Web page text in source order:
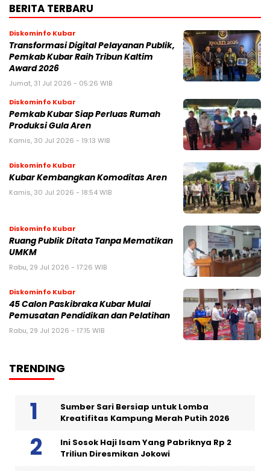
BERITA TERBARU
Diskominfo Kubar
Transformasi Digital Pelayanan Publik,
Pemkab Kubar Raih Tribun Kaltim
Award 2026
Jumat, 31 Jul 2026 - 05:26 WIB
Diskominfo Kubar
Pemkab Kubar Siap Perluas Rumah
Produksi Gula Aren
Kamis, 30 Jul 2026 - 19:13 WIB
Diskominfo Kubar
Kubar Kembangkan Komoditas Aren
Kamis, 30 Jul 2026 - 18:54 WIB
Diskominfo Kubar
Ruang Publik Ditata Tanpa Mematikan
UMKM
Rabu, 29 Jul 2026 - 17:26 WIB
Diskominfo Kubar
45 Calon Paskibraka Kubar Mulai
Pemusatan Pendidikan dan Pelatihan
Rabu, 29 Jul 2026 - 17:15 WIB
TRENDING
Sumber Sari Bersiap untuk Lomba
Kreatifitas Kampung Merah Putih 2026
Ini Sosok Haji Isam Yang Pabriknya Rp 2
Triliun Diresmikan Jokowi